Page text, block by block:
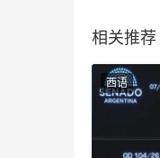
相关推荐
西语